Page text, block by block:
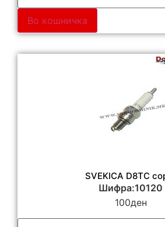
Во кошничка
SVEKICA D8TC
Шифра:10120
100ден